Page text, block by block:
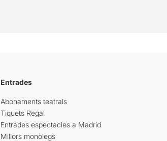
Entrades
Abonaments teatrals
Tiquets Regal
Entrades espectacles a Madrid
Millors monòlegs